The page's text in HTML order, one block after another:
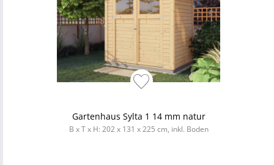
Gartenhaus Sylta 1 14 mm natur
B x T x H: 202 x 131 x 225 cm, inkl. Boden